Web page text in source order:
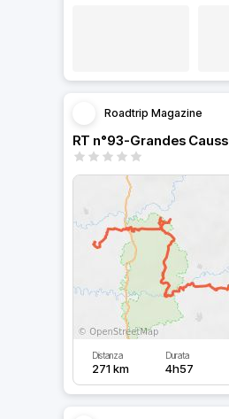
Roadtrip Magazine
RT n°93-Grandes
Distanza
271 km
Durata
4h57